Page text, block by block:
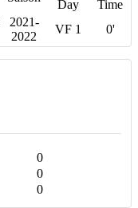
Day
Time
2021-
2022
VF 1 0'
0
0
0